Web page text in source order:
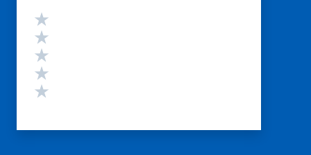
Valutazione